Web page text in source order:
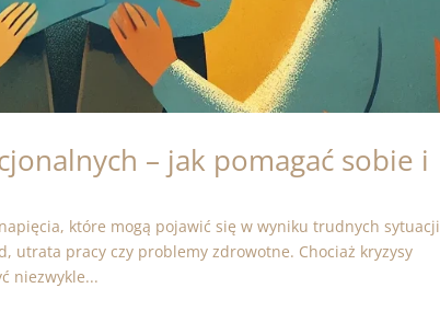
– jak pomagać sobie i
które mogą pojawić się w wyniku trudnych sytuacji
utrata pracy czy problemy zdrowotne. Chociaż kryzysy
niezwykle...